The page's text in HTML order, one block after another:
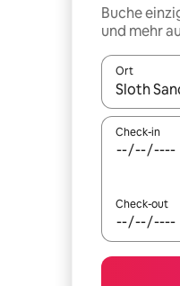
Buche
und mehr
Ort
Wenn
Check-in
Check-out